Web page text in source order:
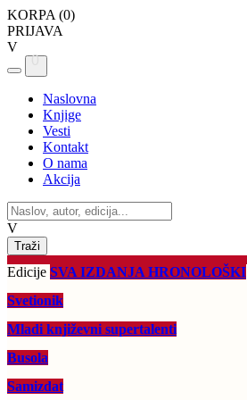
KORPA (0)
PRIJAVA
V
0
Naslovna
Knjige
Vesti
Kontakt
O nama
Akcija
V
Edicije SVA IZDANJA HRONOLOŠKI
Svetionik
Mladi književni supertalenti
Busola
Samizdat